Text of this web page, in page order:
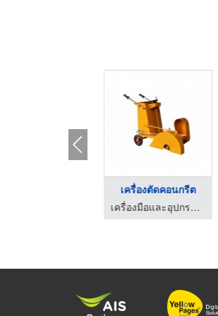
เครื่องตัดคอนกรีต
เครื่องมือและอุปกรณ์ก่อสร้าง แคนตั้น เทรดดิ้ง